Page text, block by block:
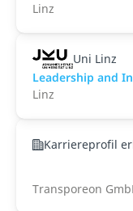
Linz
Uni Linz
Leadership and
Linz
Karriereprofil
Transporeon